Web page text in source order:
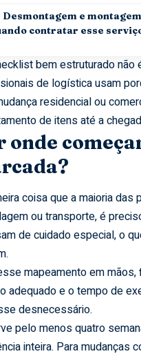
Desmontagem e
contratar esse
bem estruturado
de logística usam
residencial ou
de itens até a
onde
coisa que a maioria
ou transporte, é
de cuidado especial, o
mapeamento em
adequado e o tempo de
desnecessário.
pelo menos quatro
inteira. Para mudanças